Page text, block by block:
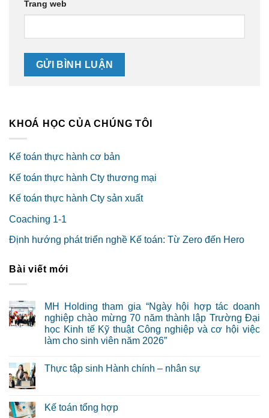
Trang web
KHOÁ HỌC CỦA CHÚNG TÔI
Kế toán thực hành cơ bản
Kế toán thực hành Cty thương mại
Kế toán thực hành Cty sản xuất
Coaching 1-1
Định hướng phát triển nghề Kế toán: Từ Zero đến Hero
Bài viết mới
MH Holding tham gia “Ngày hội hợp tác doanh
nghiệp chào mừng 70 năm thành lập Trường Đại
học Kinh tế Kỹ thuật Công nghiệp và cơ hội việc
làm cho sinh viên năm 2026”
Thực tập sinh Hành chính – nhân sự
Kế toán tổng hợp